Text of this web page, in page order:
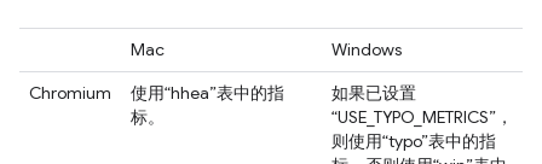
Mac
Windows
Chromium
使用“hhea”表中的指
标。
如果已设置
“USE_TYPO_METRICS”，
则使用“typo”表中的指